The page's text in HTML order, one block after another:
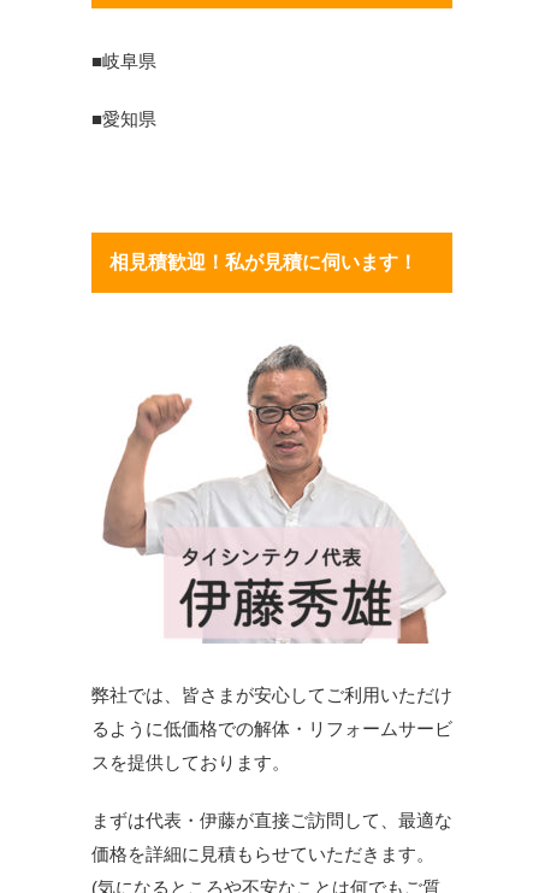
■岐阜県
■愛知県
相見積歓迎！私が見積に伺います！
弊社では、皆さまが安心してご利用いただけ
るように低価格での解体・リフォームサービ
スを提供しております。
まずは代表・伊藤が直接ご訪問して、最適な
価格を詳細に見積もらせていただきます。
(気になるところや不安なことは何でもご質